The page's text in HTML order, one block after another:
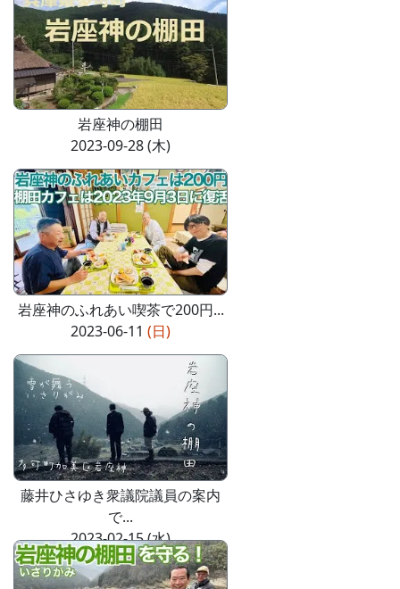
岩座神の棚田
2023-09-28 (木)
岩座神のふれあい喫茶で200円...
2023-06-11 (日)
藤井ひさゆき衆議院議員の案内
で...
2023-02-15 (水)